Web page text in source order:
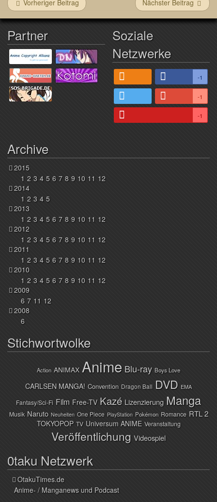
Vorheriger Beitrag Nächster Beitrag
Partner
Soziale
Netzwerke
-1
-1
-1
Archive
2015
1 2 3 4 5 6 7 8 9 10 11 12
2014
1 2 3 4 5
2013
1 2 3 4 5 6 7 8 9 10 11 12
2012
1 2 3 4 5 6 7 8 9 10 11 12
2011
1 2 3 4 5 6 7 8 9 10 11 12
2010
1 2 3 4 5 6 7 8 9 10 11 12
2009
6 7 11 12
2008
6
Stichwortwolke
Action ANIMAX Anime Blu-ray Boys Love
CARLSEN MANGA! Convention Dragon Ball DVD EMA
Fantasy/Sci-Fi Film Free-TV Kazé Lizenzierung Manga
Musik Naruto Neuheiten One Piece PlayStation Pokémon Romance RTL 2
TOKYOPOP TV Universum ANIME Veranstaltung
Veröffentlichung Videospiel
0taku Netzwerk
OtakuTimes.de
Anime- / Manganews und Podcast